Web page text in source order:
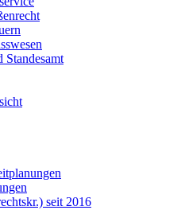
Standesamt
seit 2016